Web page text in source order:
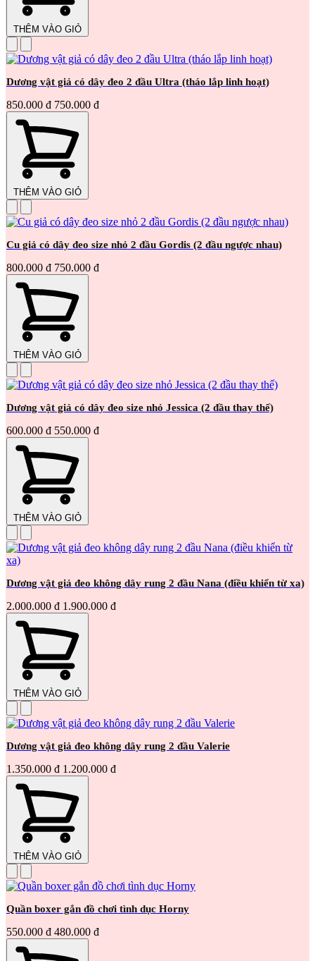
THÊM VÀO GIỎ
Dương vật giả có dây đeo 2 đầu Ultra (tháo lắp linh hoạt)
850.000 đ 750.000 đ
THÊM VÀO GIỎ
Cu giả có dây đeo size nhỏ 2 đầu Gordis (2 đầu ngược nhau)
800.000 đ 750.000 đ
THÊM VÀO GIỎ
Dương vật giả có dây đeo size nhỏ Jessica (2 đầu thay thế)
600.000 đ 550.000 đ
THÊM VÀO GIỎ
Dương vật giả đeo không dây rung 2 đầu Nana (điều khiển từ xa)
2.000.000 đ 1.900.000 đ
THÊM VÀO GIỎ
Dương vật giả đeo không dây rung 2 đầu Valerie
1.350.000 đ 1.200.000 đ
THÊM VÀO GIỎ
Quần boxer gắn đồ chơi tình dục Horny
550.000 đ 480.000 đ